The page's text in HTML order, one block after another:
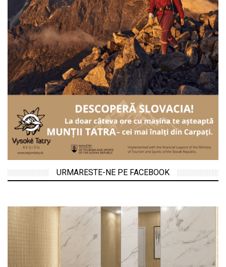
URMARESTE-NE PE FACEBOOK